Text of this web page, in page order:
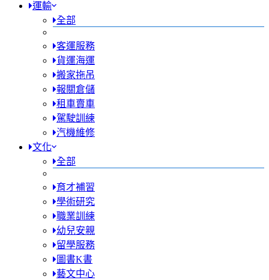
運輸
全部
客運服務
貨運海運
搬家拖吊
報關倉儲
租車賣車
駕駛訓練
汽機維修
文化
全部
育才補習
學術研究
職業訓練
幼兒安親
留學服務
圖書K書
藝文中心